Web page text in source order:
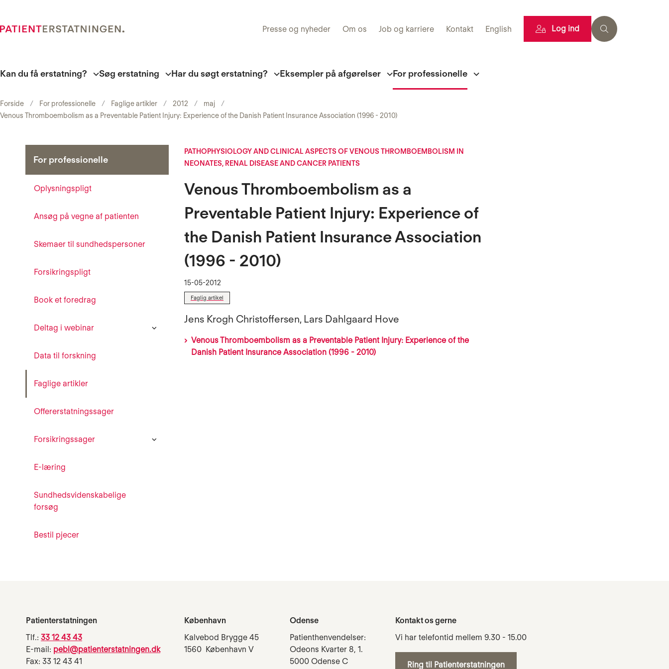
Presse og nyheder Om os Job og karriere Kontakt English Log ind
Kan du få erstatning? Søg erstatning Har du søgt erstatning? Eksempler på afgørelser For professionelle
Forside For professionelle Faglige artikler 2012
maj
Venous Thromboembolism as a Preventable Patient Injury: Experience of the Danish Patient Insurance Association (1996 - 2010)
For professionelle
Oplysningspligt
Ansøg på vegne af patienten
Skemaer til sundhedspersoner
Forsikringspligt
Book et foredrag
Deltag i webinar
Data til forskning
Faglige artikler
Offererstatningssager
Forsikringssager
E-læring
Sundhedsvidenskabelige
forsøg
Bestil pjecer
PATHOPHYSIOLOGY AND CLINICAL ASPECTS OF VENOUS THROMBOEMBOLISM IN
NEONATES, RENAL DISEASE AND CANCER PATIENTS
Venous Thromboembolism as a
Preventable Patient Injury: Experience of
the Danish Patient Insurance Association
(1996 - 2010)
15-05-2012
Faglig artikel
Jens Krogh Christoffersen, Lars Dahlgaard Hove
Venous Thromboembolism as a Preventable Patient Injury: Experience of the
Danish Patient Insurance Association (1996 - 2010)
Patienterstatningen
Tlf.: 33 12 43 43
E-mail: pebl@patienterstatningen.dk
Fax: 33 12 43 41
København
Kalvebod Brygge 45
1560 København V
Odense
Patienthenvendelser:
Odeons Kvarter 8, 1.
5000 Odense C
Kontakt os gerne
Vi har telefontid mellem 9.30 - 15.00
Ring til Patienterstatningen